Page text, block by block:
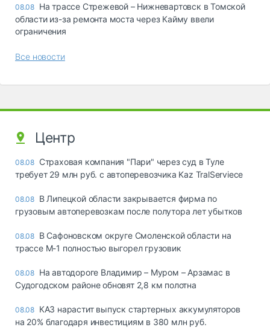
08.08 На трассе Стрежевой – Нижневартовск в Томской
области из-за ремонта моста через Кайму ввели
ограничения
Все новости
Центр
08.08 Страховая компания "Пари" через суд в Туле
требует 29 млн руб. с автоперевозчика Kaz TralServiece
08.08 В Липецкой области закрывается фирма по
грузовым автоперевозкам после полутора лет убытков
08.08 В Сафоновском округе Смоленской области на
трассе М-1 полностью выгорел грузовик
08.08 На автодороге Владимир – Муром – Арзамас в
Судогодском районе обновят 2,8 км полотна
08.08 КАЗ нарастит выпуск стартерных аккумуляторов
на 20% благодаря инвестициям в 380 млн руб.